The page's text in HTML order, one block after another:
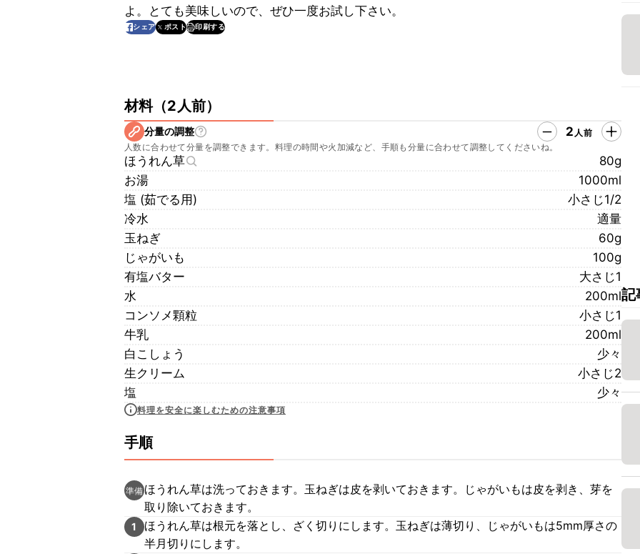
よ。とても美味しいので、ぜひ一度お試し下さい。
シェア ポスト 印刷する
材料（2人前）
分量の調整 2 人前
人数に合わせて分量を調整できます。料理の時間や火加減など、手順も分量に合わせて調整してくださいね。
ほうれん草
80g
お湯
1000ml
塩 (茹でる用)
小さじ1/2
冷水
適量
玉ねぎ
60g
じゃがいも
100g
有塩バター
大さじ1
水
200ml
コンソメ顆粒
小さじ1
牛乳
200ml
白こしょう
少々
生クリーム
小さじ2
塩
少々
料理を安全に楽しむための注意事項
手順
準備 ほうれん草は洗っておきます。玉ねぎは皮を剥いておきます。じゃがいもは皮を剥き、芽を
取り除いておきます。
1
ほうれん草は根元を落とし、ざく切りにします。玉ねぎは薄切り、じゃがいもは5mm厚さの
半月切りにします。
記